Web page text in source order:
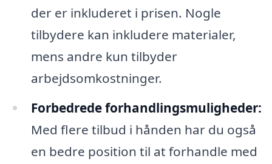
der er inkluderet i prisen. Nogle
tilbydere kan inkludere materialer,
mens andre kun tilbyder
arbejdsomkostninger.
Forbedrede forhandlingsmuligheder:
Med flere tilbud i hånden har du også
en bedre position til at forhandle med